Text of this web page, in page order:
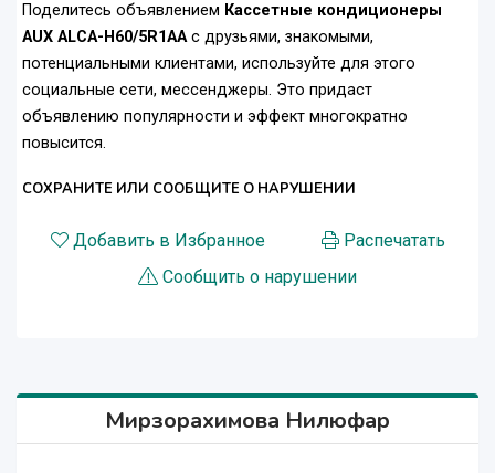
Поделитесь объявлением Кассетные кондиционеры
AUX ALCA-H60/5R1AAс друзьями, знакомыми,
потенциальными клиентами, используйте для этого
социальные сети, мессенджеры. Это придаст
объявлению популярности и эффект многократно
повысится.
СОХРАНИТЕ ИЛИ СООБЩИТЕ О НАРУШЕНИИ
Добавить в Избранное
Распечатать
Сообщить о нарушении
Мирзорахимова Нилюфар